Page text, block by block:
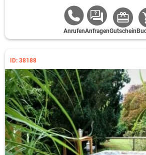
AnrufenAnfragenGutschein
ID: 38188